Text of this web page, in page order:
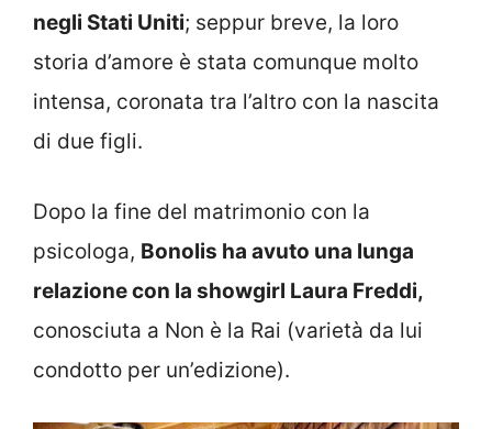
negli Stati Uniti; seppur breve, la loro
storia d’amore è stata comunque molto
intensa, coronata tra l’altro con la nascita
di due figli.
Dopo la fine del matrimonio con la
psicologa, Bonolis ha avuto una lunga
relazione con la showgirl Laura Freddi,
conosciuta a Non è la Rai (varietà da lui
condotto per un’edizione).